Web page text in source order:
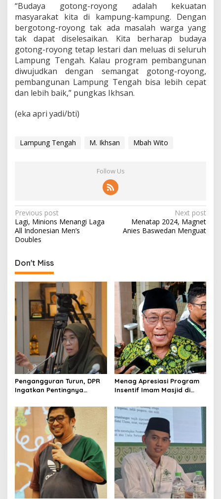
“Budaya gotong-royong adalah kekuatan
masyarakat kita di kampung-kampung. Dengan
bergotong-royong tak ada masalah warga yang
tak dapat diselesaikan. Kita berharap budaya
gotong-royong tetap lestari dan meluas di seluruh
Lampung Tengah. Kalau program pembangunan
diwujudkan dengan semangat gotong-royong,
pembangunan Lampung Tengah bisa lebih cepat
dan lebih baik,” pungkas Ikhsan.
(eka apri yadi/bti)
Lampung Tengah M. Ikhsan Mbah Wito
Follow Us
P
o
s
t
n
a
v
i
g
t
i
o
n
Previous post
Lagi, Minions Menangi Laga
All Indonesian Men’s
Doubles
Next post
Menatap 2024, Magnet
Anies Baswedan Menguat
Don't Miss
Pengangguran Turun, DPR
Ingatkan Pentingnya
yang Layak
Menag Apresiasi Program
Insentif Imam Masjid di
Model Nasional